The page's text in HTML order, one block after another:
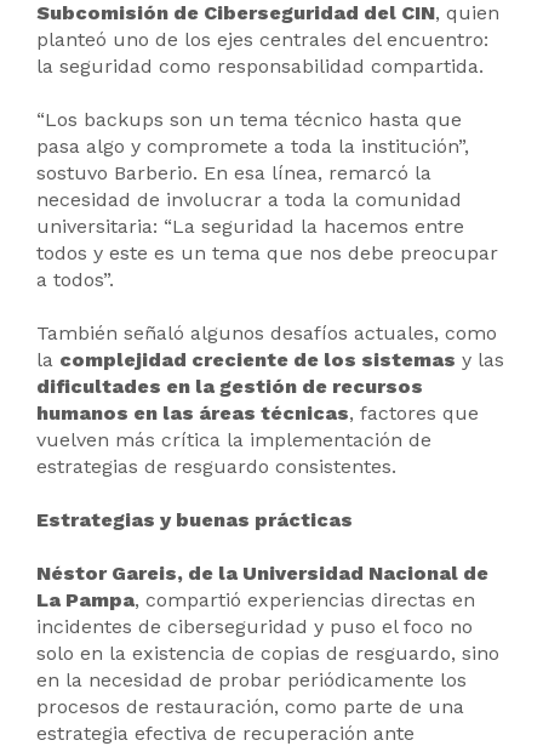
Subcomisión de Ciberseguridad del CIN, quien
planteó uno de los ejes centrales del encuentro:
la seguridad como responsabilidad compartida.
“Los backups son un tema técnico hasta que
pasa algo y compromete a toda la institución”,
sostuvo Barberio. En esa línea, remarcó la
necesidad de involucrar a toda la comunidad
universitaria: “La seguridad la hacemos entre
todos y este es un tema que nos debe preocupar
a todos”.
También señaló algunos desafíos actuales, como
la complejidad creciente de los sistemas y las
dificultades en la gestión de recursos
humanos en las áreas técnicas, factores que
vuelven más crítica la implementación de
estrategias de resguardo consistentes.
Estrategias y buenas prácticas
Néstor Gareis, de la Universidad Nacional de
La Pampa, compartió experiencias directas en
incidentes de ciberseguridad y puso el foco no
solo en la existencia de copias de resguardo, sino
en la necesidad de probar periódicamente los
procesos de restauración, como parte de una
estrategia efectiva de recuperación ante